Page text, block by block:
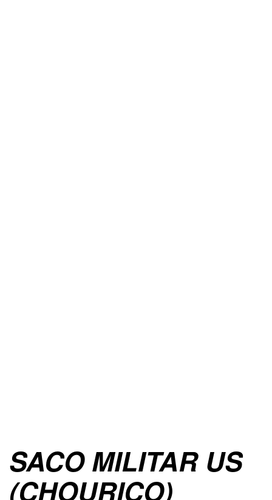
SACO MILITAR US
(CHOURIÇO)